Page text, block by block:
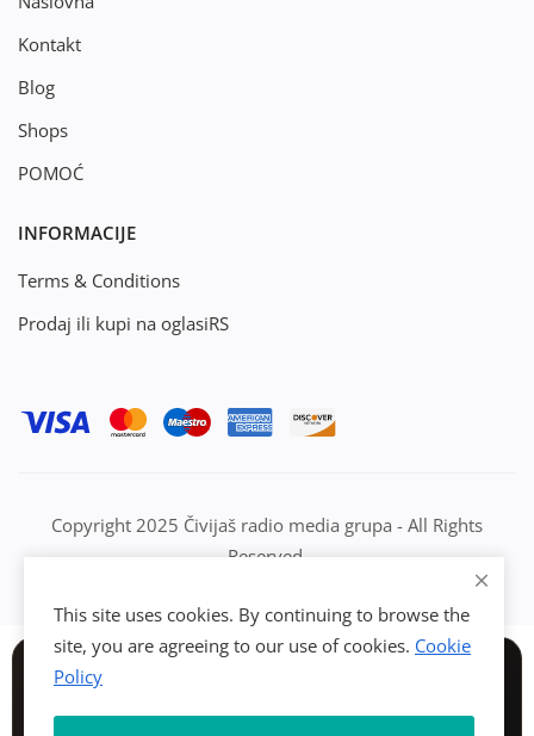
Kontakt
Blog
Shops
POMOĆ
INFORMACIJE
Terms & Conditions
Prodaj ili kupi na oglasiRS
Copyright 2025 Čivijaš radio media grupa - All Rights
Reserved.
This site uses cookies. By continuing to browse the
site, you are agreeing to our use of cookies. Cookie
Policy